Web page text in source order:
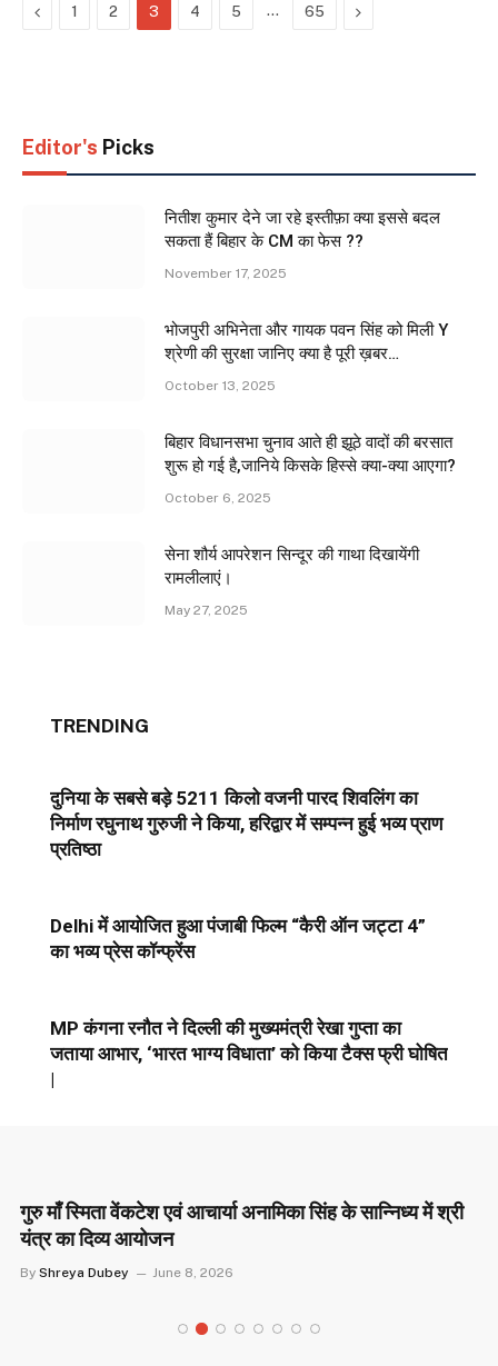
Previous
1 2 3 4 5 … 65 Next
Editor's Picks
नितीश कुमार देने जा रहे इस्तीफ़ा क्या इससे बदल
सकता हैं बिहार के CM का फेस ??
November 17, 2025
भोजपुरी अभिनेता और गायक पवन सिंह को मिली Y
श्रेणी की सुरक्षा जानिए क्या है पूरी ख़बर…
October 13, 2025
बिहार विधानसभा चुनाव आते ही झूठे वादों की बरसात
शुरू हो गई है,जानिये किसके हिस्से क्या-क्या आएगा?
October 6, 2025
सेना शौर्य आपरेशन सिन्दूर की गाथा दिखायेंगी
रामलीलाएं।
May 27, 2025
TRENDING
दुनिया के सबसे बड़े 5211 किलो वजनी पारद शिवलिंग का
निर्माण रघुनाथ गुरुजी ने किया, हरिद्वार में सम्पन्न हुई भव्य प्राण
प्रतिष्ठा
Delhi में आयोजित हुआ पंजाबी फिल्म “कैरी ऑन जट्टा 4”
का भव्य प्रेस कॉन्फ्रेंस
MP कंगना रनौत ने दिल्ली की मुख्यमंत्री रेखा गुप्ता का
जताया आभार, ‘भारत भाग्य विधाता’ को किया टैक्स फ्री घोषित
|
गुरु माँ स्मिता वेंकटेश एवं आचार्या अनामिका सिंह के सान्निध्य में श्री
यंत्र का दिव्य आयोजन
By Shreya Dubey June 8, 2026